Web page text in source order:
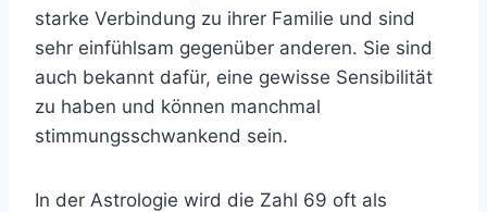
starke Verbindung zu ihrer Familie und sind
sehr einfühlsam gegenüber anderen. Sie sind
auch bekannt dafür, eine gewisse Sensibilität
zu haben und können manchmal
stimmungsschwankend sein.
In der Astrologie wird die Zahl 69 oft als